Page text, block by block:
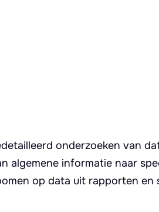
onderzoeken van
algemene informatie naar
op data uit rapporten en